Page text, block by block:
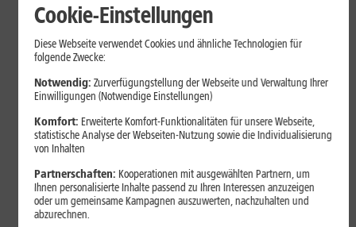
Tests & Vergleiche
Galaxy Z Fold7 oder Fold8: Was
sich beim neuen Foldable geändert
Kompakteres Format, neuer Chip, größerer Akku: Das Galaxy Z
Fold8 setzt andere Schwerpunkte als sein Vorgänger. Wir
zeigen, was Samsung verändert hat, welche Neuerungen im
Alltag zählen und wo das Fold7 Vorteile behält.
Cookie-Einstellungen
Diese Webseite verwendet Cookies und ähnliche Technologien für
folgende Zwecke:
Notwendig: Zurverfügungstellung der Webseite und Verwaltung Ihrer
Einwilligungen (Notwendige Einstellungen)
Komfort: Erweiterte Komfort-Funktionalitäten für unsere Webseite,
statistische Analyse der Webseiten-Nutzung sowie die Individualisierung
von Inhalten
Partnerschaften: Kooperationen mit ausgewählten Partnern, um
Ihnen personalisierte Inhalte passend zu Ihren Interessen anzuzeigen
oder um gemeinsame Kampagnen auszuwerten, nachzuhalten und
abzurechnen.